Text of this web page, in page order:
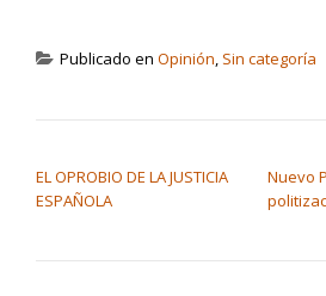
Publicado en Opinión, Sin categoría
EL OPROBIO DE LA JUSTICIA
ESPAÑOLA
Nuevo